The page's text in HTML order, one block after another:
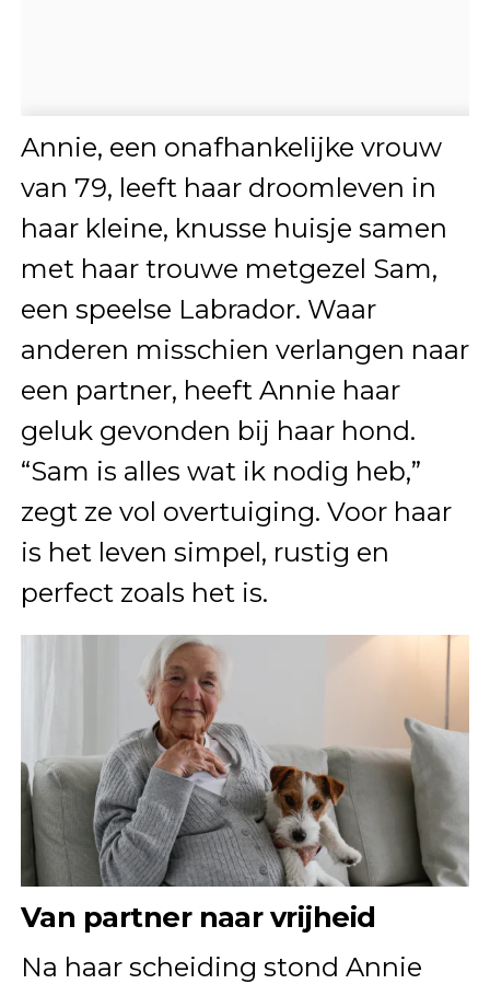
Annie, een onafhankelijke vrouw
van 79, leeft haar droomleven in
haar kleine, knusse huisje samen
met haar trouwe metgezel Sam,
een speelse Labrador. Waar
anderen misschien verlangen naar
een partner, heeft Annie haar
geluk gevonden bij haar hond.
“Sam is alles wat ik nodig heb,”
zegt ze vol overtuiging. Voor haar
is het leven simpel, rustig en
perfect zoals het is.
Van partner naar vrijheid
Na haar scheiding stond Annie